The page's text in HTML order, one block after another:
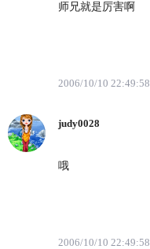
师兄就是厉害啊
2006/10/10 22:49:58
judy0028
哦
2006/10/10 22:49:58